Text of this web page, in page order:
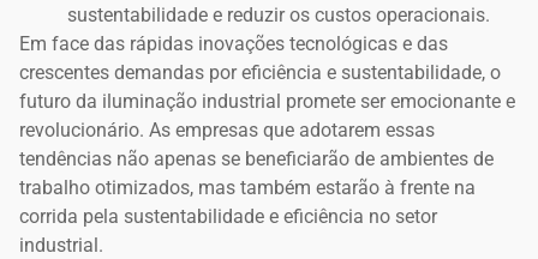
sustentabilidade e reduzir os custos operacionais.
Em face das rápidas inovações tecnológicas e das
crescentes demandas por eficiência e sustentabilidade, o
futuro da iluminação industrial promete ser emocionante e
revolucionário. As empresas que adotarem essas
tendências não apenas se beneficiarão de ambientes de
trabalho otimizados, mas também estarão à frente na
corrida pela sustentabilidade e eficiência no setor
industrial.